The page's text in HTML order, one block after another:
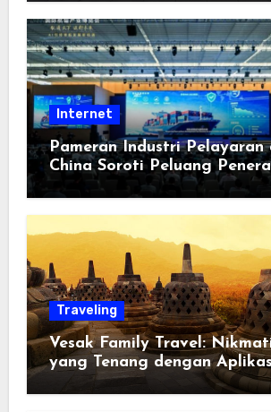
Berorientasi pada
Internet
Pameran Industri Pelayaran
China Soroti Peluang
Traveling
Vesak Family Travel:
yang Tenang dengan
Pemindai PDF